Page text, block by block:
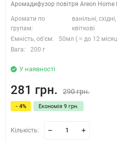
Аромадифузор повітря Areon Home
Аромати по
групам:
ванільні,
квіткові
Ємність, об'єм:
50мл ( ≈ до 12
Вага:
200 г
У наявності
281 грн. 290 грн.
- 4% Економія 9 грн.
Кількість: